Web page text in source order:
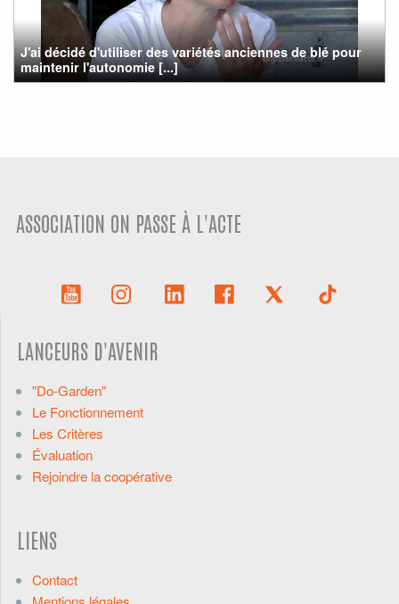
J'ai décidé d'utiliser des variétés anciennes de blé pour
maintenir l'autonomie [...]
ASSOCIATION ON PASSE À L'ACTE
LANCEURS D'AVENIR
"Do-Garden"
Le Fonctionnement
Les Critères
Évaluation
Rejoindre la coopérative
LIENS
Contact